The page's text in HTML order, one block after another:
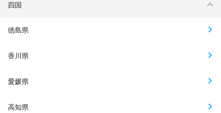
四国
徳島県
香川県
愛媛県
高知県